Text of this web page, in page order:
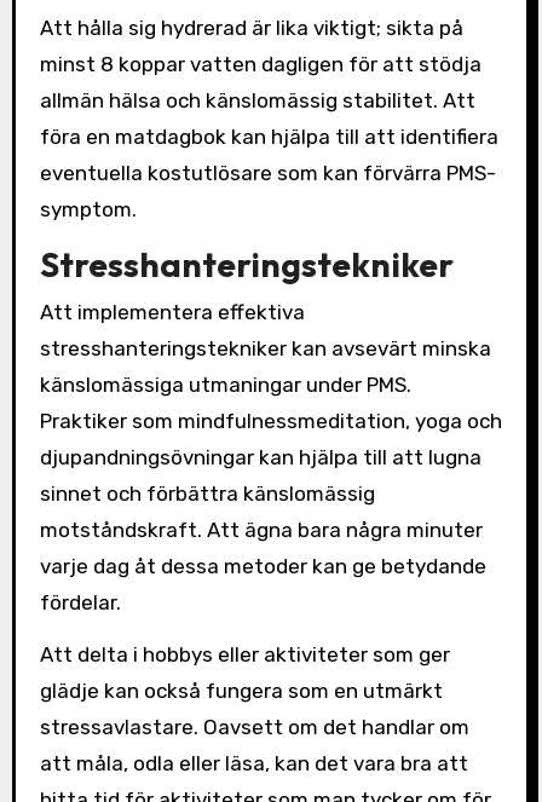
Att hålla sig hydrerad är lika viktigt; sikta på
minst 8 koppar vatten dagligen för att stödja
allmän hälsa och känslomässig stabilitet. Att
föra en matdagbok kan hjälpa till att identifiera
eventuella kostutlösare som kan förvärra PMS-
symptom.
Stresshanteringstekniker
Att implementera effektiva
stresshanteringstekniker kan avsevärt minska
känslomässiga utmaningar under PMS.
Praktiker som mindfulnessmeditation, yoga och
djupandningsövningar kan hjälpa till att lugna
sinnet och förbättra känslomässig
motståndskraft. Att ägna bara några minuter
varje dag åt dessa metoder kan ge betydande
fördelar.
Att delta i hobbys eller aktiviteter som ger
glädje kan också fungera som en utmärkt
stressavlastare. Oavsett om det handlar om
att måla, odla eller läsa, kan det vara bra att